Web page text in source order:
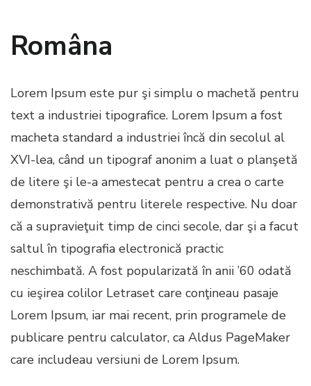
Româna
Lorem Ipsum este pur şi simplu o machetă pentru
text a industriei tipografice. Lorem Ipsum a fost
macheta standard a industriei încă din secolul al
XVI-lea, când un tipograf anonim a luat o planşetă
de litere şi le-a amestecat pentru a crea o carte
demonstrativă pentru literele respective. Nu doar
că a supravieţuit timp de cinci secole, dar şi a facut
saltul în tipografia electronică practic
neschimbată. A fost popularizată în anii ’60 odată
cu ieşirea colilor Letraset care conţineau pasaje
Lorem Ipsum, iar mai recent, prin programele de
publicare pentru calculator, ca Aldus PageMaker
care includeau versiuni de Lorem Ipsum.